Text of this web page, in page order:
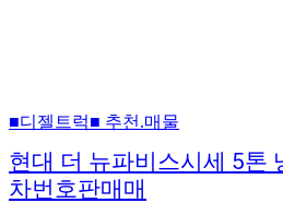
■디젤트럭■ 추천.매물
현대 더 뉴파비스시세 5톤
차번호판매매